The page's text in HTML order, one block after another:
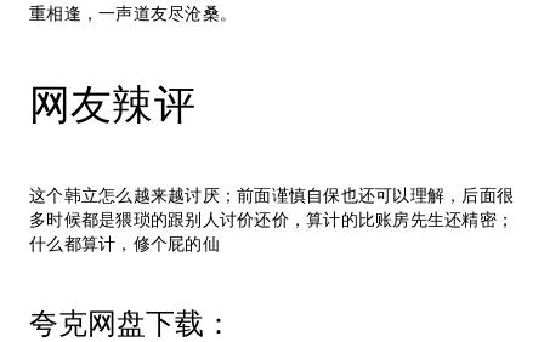
重相逢，一声道友尽沧桑。
网友辣评
这个韩立怎么越来越讨厌；前面谨慎自保也还可以理解，后面很
多时候都是猥琐的跟别人讨价还价，算计的比账房先生还精密；
什么都算计，修个屁的仙
夸克网盘下载：